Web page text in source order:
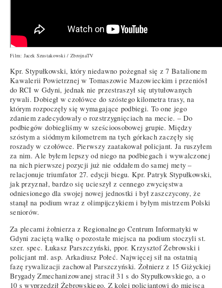
Film: Jacek Szustakowski / ZbrojnaTV
Kpr. Stypułkowski, który niedawno pożegnał się z 7 Batalionem
Kawalerii Powietrznej w Tomaszowie Mazowieckim i przeniósł
do RCI w Gdyni, jednak nie przestraszył się utytułowanych
rywali. Dobiegł w czołówce do szóstego kilometra trasy, na
którym rozpoczęły się wymagające podbiegi. To one jego
zdaniem zadecydowały o rozstrzygnięciach na mecie. – Do
podbiegów dobiegliśmy w sześcioosobowej grupie. Między
szóstym a siódmym kilometrem na tych górkach zaczęły się
roszady w czołówce. Pierwszy zaatakował policjant. Ja ruszyłem
za nim. Ale byłem lepszy od niego na podbiegach i wywalczonej
na nich pierwszej pozycji już nie oddałem do samej mety –
relacjonuje triumfator 27. edycji biegu. Kpr. Patryk Stypułkowski,
jak przyznał, bardzo się ucieszył z cennego zwycięstwa
odniesionego dla swojej nowej jednostki i był zaszczycony, że
stanął na podium wraz z olimpijczykiem i byłym mistrzem Polski
seniorów.
Za plecami żołnierza z Regionalnego Centrum Informatyki w
Gdyni zaciętą walkę o pozostałe miejsca na podium stoczyli st.
szer. spec. Łukasz Parszczyński, ppor. Krzysztof Żebrowski i
policjant mł. asp. Arkadiusz Połeć. Najwięcej sił na ostatnią
fazę rywalizacji zachował Parszczyński. Żołnierz z 15 Giżyckiej
Brygady Zmechanizowanej stracił 31 s do Stypułkowskiego, a o
10 s wyprzedził Żebrowskiego. Z kolei policjantowi do miejsca